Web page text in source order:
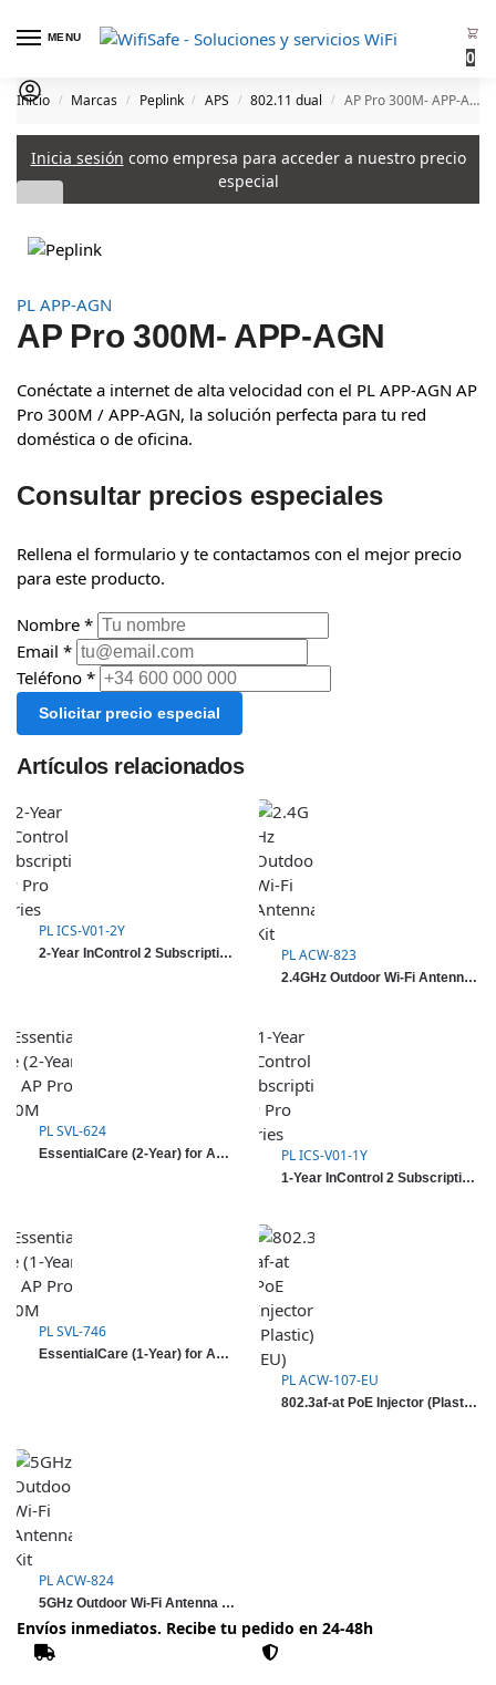
MENU
0
Inicio / Marcas / Peplink / APS / 802.11 dual / AP Pro 300M- APP-AGN
Inicia sesión como empresa para acceder a nuestro precio
especial
PL APP-AGN
AP Pro 300M- APP-AGN
Conéctate a internet de alta velocidad con el PL APP-AGN AP
Pro 300M / APP-AGN, la solución perfecta para tu red
doméstica o de oficina.
Consultar precios especiales
Rellena el formulario y te contactamos con el mejor precio
para este producto.
Nombre *
Email *
Teléfono *
Solicitar precio especial
Artículos relacionados
PL ICS-V01-2Y
2-Year InControl 2 Subscription AP Pro series PL ACW-823
2.4GHz Outdoor Wi-Fi Antenna Kit
PL SVL-624
EssentialCare (2-Year) for AP Pro 300M PL ICS-V01-1Y
1-Year InControl 2 Subscription AP Pro series
PL SVL-746
EssentialCare (1-Year) for AP Pro 300M
PL ACW-107-EU
802.3af-at PoE Injector (Plastic) (EU)
PL ACW-824
5GHz Outdoor Wi-Fi Antenna Kit
Envíos inmediatos. Recibe tu pedido en 24-48h